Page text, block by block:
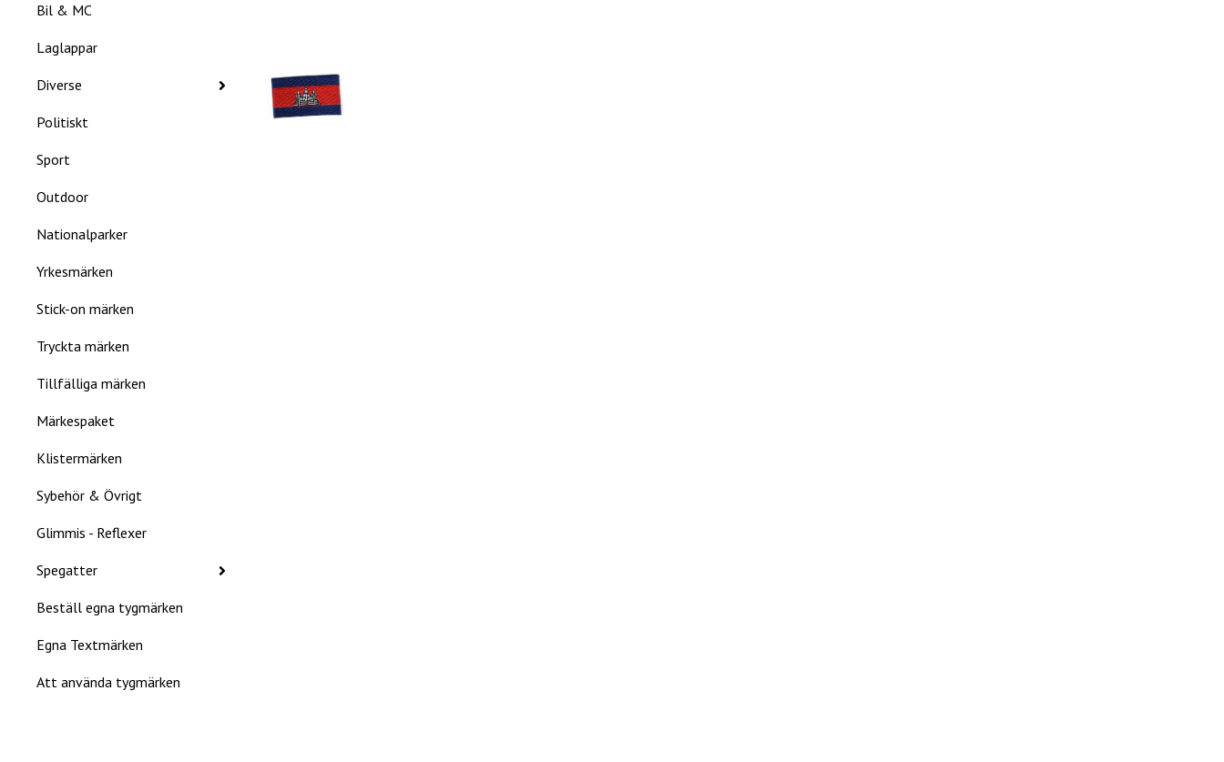
Bil & MC
Laglappar
Diverse
Politiskt
Sport
Outdoor
Nationalparker
Yrkesmärken
Stick-on märken
Tryckta märken
Tillfälliga märken
Märkespaket
Klistermärken
Sybehör & Övrigt
Glimmis - Reflexer
Spegatter
Beställ egna tygmärken
Egna Textmärken
Att använda tygmärken